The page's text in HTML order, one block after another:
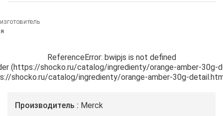
ReferenceError: bwipjs is not defined
(https://shocko.ru/catalog/ingredienty/orange-amber-30g-
shocko.ru/catalog/ingredienty/orange-amber-30g-
Производитель
Merck